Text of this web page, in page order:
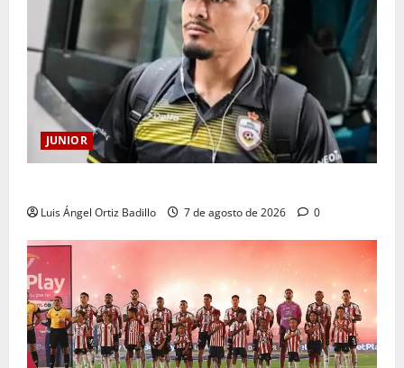
JUNIOR
Luis Ángel Ortiz Badillo 7 de agosto de 2026 0